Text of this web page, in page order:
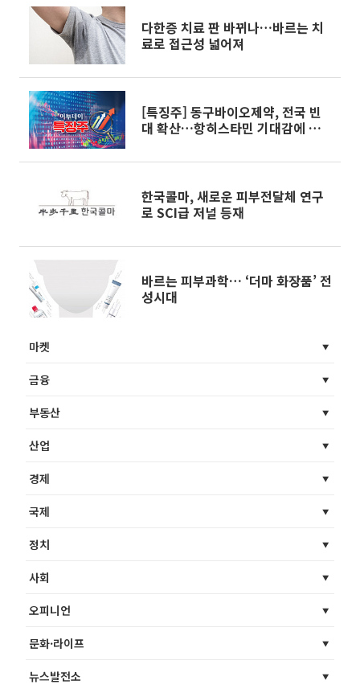
다한증 치료 판 바뀌나…바르는 치
료로 접근성 넓어져
[특징주] 동구바이오제약, 전국 빈
대 확산…항히스타민 기대감에 상승
한국콜마, 새로운 피부전달체 연구
로 SCI급 저널 등재
바르는 피부과학… ‘더마 화장품’ 전
성시대
마켓
금융
부동산
산업
경제
국제
정치
사회
오피니언
문화·라이프
뉴스발전소